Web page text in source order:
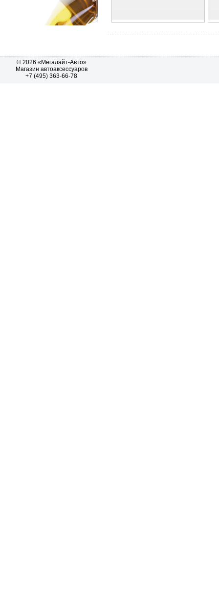
© 2026 «Мегалайт-Авто»
Магазин автоаксессуаров
+7 (495) 363-66-78